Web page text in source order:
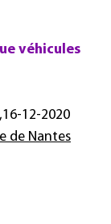
véhicules
12-2020
de Nantes